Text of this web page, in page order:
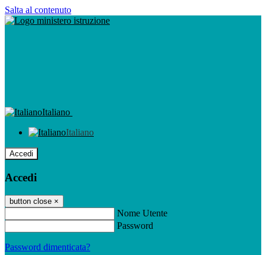
Salta al contenuto
Italiano
Italiano
Accedi
Accedi
button close ×
Nome Utente
Password
Password dimenticata?